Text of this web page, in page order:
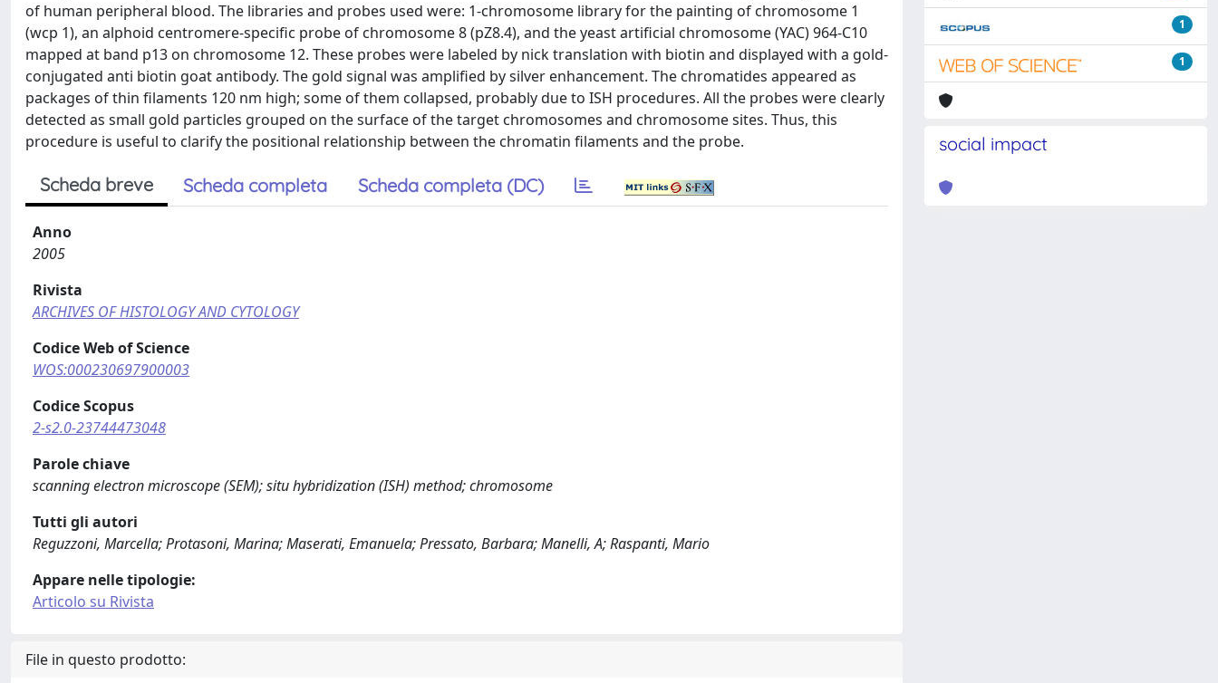
of human peripheral blood. The libraries and probes used were: 1-chromosome library for the painting of chromosome 1
(wcp 1), an alphoid centromere-specific probe of chromosome 8 (pZ8.4), and the yeast artificial chromosome (YAC) 964-C10
mapped at band p13 on chromosome 12. These probes were labeled by nick translation with biotin and displayed with a gold-
conjugated anti biotin goat antibody. The gold signal was amplified by silver enhancement. The chromatides appeared as
packages of thin filaments 120 nm high; some of them collapsed, probably due to ISH procedures. All the probes were clearly
detected as small gold particles grouped on the surface of the target chromosomes and chromosome sites. Thus, this
procedure is useful to clarify the positional relationship between the chromatin filaments and the probe.
Scheda breve Scheda completa Scheda completa (DC)
Anno
2005
Rivista
ARCHIVES OF HISTOLOGY AND CYTOLOGY
Codice Web of Science
WOS:000230697900003
Codice Scopus
2-s2.0-23744473048
Parole chiave
scanning electron microscope (SEM); situ hybridization (ISH) method; chromosome
Tutti gli autori
Reguzzoni, Marcella; Protasoni, Marina; Maserati, Emanuela; Pressato, Barbara; Manelli, A; Raspanti, Mario
Appare nelle tipologie:
Articolo su Rivista
File in questo prodotto:
1
1
social impact